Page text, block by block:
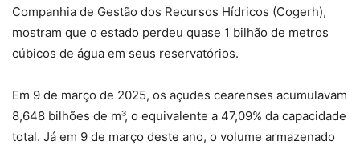
Companhia de Gestão dos Recursos Hídricos (Cogerh),
mostram que o estado perdeu quase 1 bilhão de metros
cúbicos de água em seus reservatórios.
Em 9 de março de 2025, os açudes cearenses acumulavam
8,648 bilhões de m³, o equivalente a 47,09% da capacidade
total. Já em 9 de março deste ano, o volume armazenado